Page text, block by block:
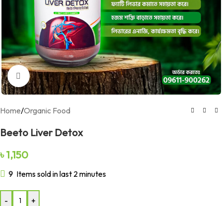
Click to enlarge
Home/Organic Food
Beeto Liver Detox
৳1,150
9 Items sold in last 2 minutes
- +